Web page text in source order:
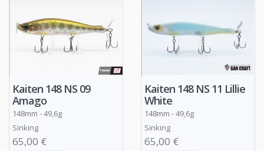
Kaiten 148 NS 09
Amago
148mm - 49,6g
Sinking
65,00 €
Kaiten 148 NS 11 Lillie
White
148mm - 49,6g
Sinking
65,00 €